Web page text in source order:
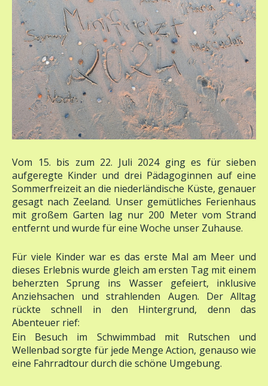
aufgeregte Kinder und drei Pädagoginnen auf eine
Sommerfreizeit an die niederländische Küste, genauer
gesagt nach Zeeland. Unser gemütliches Ferienhaus
mit großem Garten lag nur 200 Meter vom Strand
entfernt und wurde für eine Woche unser Zuhause.
dieses Erlebnis wurde gleich am ersten Tag mit einem
beherzten Sprung ins Wasser gefeiert, inklusive
Anziehsachen und strahlenden Augen. Der Alltag
rückte schnell in den Hintergrund, denn das
Abenteuer rief:
Ein Besuch im Schwimmbad mit Rutschen und
Wellenbad sorgte für jede Menge Action, genauso wie
eine Fahrradtour durch die schöne Umgebung.